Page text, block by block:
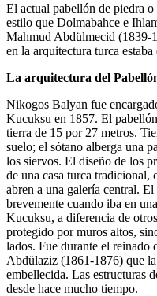
El actual pabellón de piedra
estilo que Dolmabahce e
Mahmud Abdülmecid (1839-
en la arquitectura turca estaba
La arquitectura del
Nikogos Balyan fue
Kucuksu en 1857. El
tierra de 15 por 27 metros.
suelo; el sótano alberga una
los siervos. El diseño de los
de una casa turca tradicional,
abren a una galería central.
brevemente cuando iba en
Kucuksu, a diferencia de
protegido por muros altos,
lados. Fue durante el reinado
Abdülaziz (1861-1876) que
embellecida. Las estructuras
desde hace mucho tiempo.